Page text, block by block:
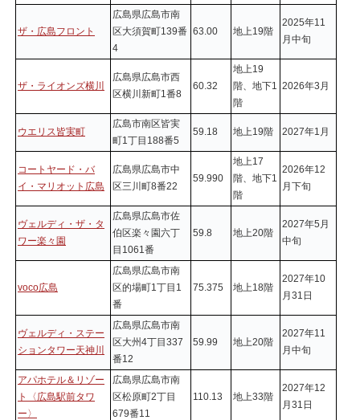
ザ・広島フロント
広島県広島市南
区大須賀町139番
4
63.00 地上19階
2025年11
月中旬
ザ・ライオンズ横川
広島県広島市西
区横川新町1番8
60.32
地上19
階、地下1
階
2026年3月
ウエリス皆実町
広島市南区皆実
町1丁目188番5
59.18 地上19階 2027年1月
コートヤード・バ
イ・マリオット広島
広島県広島市中
区三川町8番22
59.990
地上17
階、地下1
階
2026年12
月下旬
ヴェルディ・ザ・タ
ワー楽々園
広島県広島市佐
伯区楽々園六丁
目1061番
59.8 地上20階
2027年5月
中旬
voco広島
広島県広島市南
区的場町1丁目1
番
75.375 地上18階
2027年10
月31日
ヴェルディ・ステー
ションタワー天神川
広島県広島市南
区大州4丁目337
番12
59.99 地上20階
2027年11
月中旬
アパホテル＆リゾー
ト〈広島駅前タワ
ー〉
広島県広島市南
区松原町2丁目
679番11
110.13 地上33階
2027年12
月31日